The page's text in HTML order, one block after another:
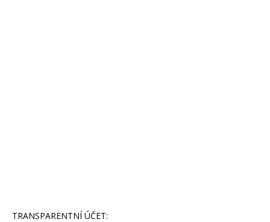
TRANSPARENTNÍ ÚČET: